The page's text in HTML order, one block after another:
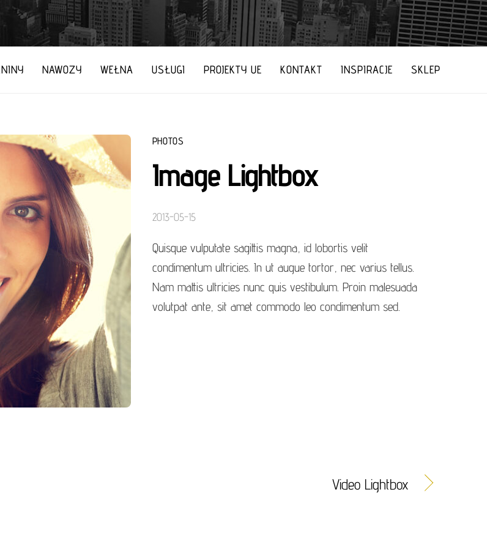
NAWOZY WEŁNA USŁUGI PROJEKTY UE KONTAKT INSPIRACJE SKLEP
PHOTOS
Image Lightbox
2013-05-15
Quisque vulputate sagittis magna, id lobortis velit
condimentum ultricies. In ut augue tortor, nec varius tellus.
Nam mattis ultricies nunc quis vestibulum. Proin malesuada
volutpat ante, sit amet commodo leo condimentum sed.
Video Lightbox